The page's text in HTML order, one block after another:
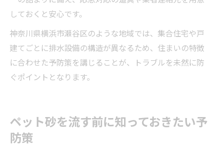
しておくと安心です。
神奈川県横浜市瀬谷区のような地域では、集合住宅や戸
建てごとに排水設備の構造が異なるため、住まいの特徴
に合わせた予防策を講じることが、トラブルを未然に防
ぐポイントとなります。
ペット砂を流す前に知っておきたい予
防策